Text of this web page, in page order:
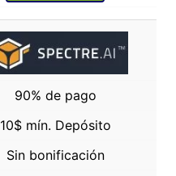
90% de pago
10$ mín. Depósito
Sin bonificación